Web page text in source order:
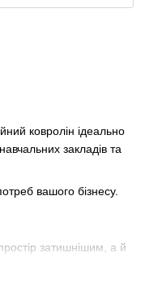
ковролін ідеально
закладів та
вашого бізнесу.
затишнішим, а й